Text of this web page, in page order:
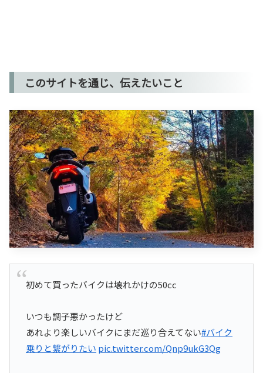
このサイトを通じ、伝えたいこと
初めて買ったバイクは壊れかけの50cc
いつも調子悪かったけど
あれより楽しいバイクにまだ巡り合えてない#バイク
乗りと繋がりたい pic.twitter.com/Qnp9ukG3Qg